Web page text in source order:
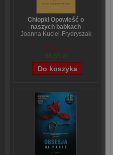
Chłopki Opowieść o
naszych babkach
Joanna Kuciel-Frydryszak
70,44 zł
56,55 zł